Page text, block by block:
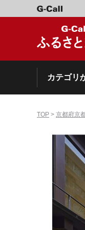
カテゴリ
TOP > 京都府京